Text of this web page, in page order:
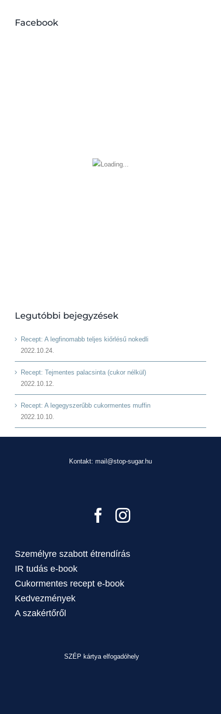
Facebook
Legutóbbi bejegyzések
Recept: A legfinomabb teljes kiőrlésű nokedli
2022.10.24.
Recept: Tejmentes palacsinta (cukor nélkül)
2022.10.12.
Recept: A legegyszerűbb cukormentes muffin
2022.10.10.
Kontakt: mail@stop-sugar.hu
Személyre szabott étrendírás
IR tudás e-book
Cukormentes recept e-book
Kedvezmények
A szakértőről
SZÉP kártya elfogadóhely